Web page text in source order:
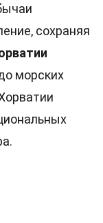
сохраняя
морских